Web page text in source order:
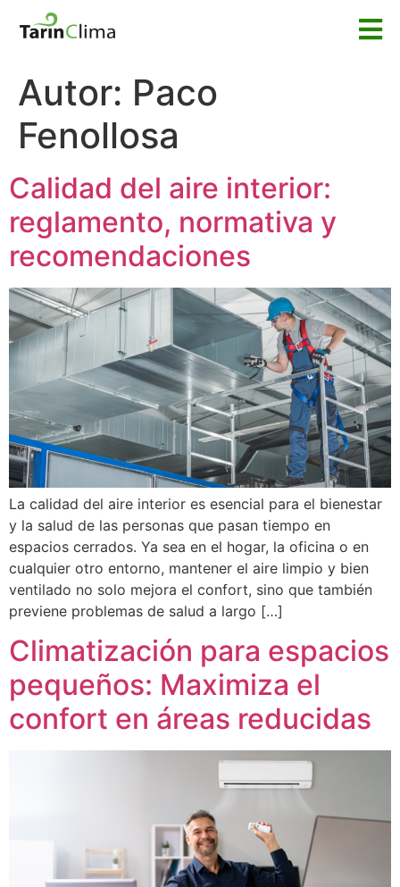
Autor: Paco
Fenollosa
Calidad del aire interior:
reglamento, normativa y
recomendaciones
La calidad del aire interior es esencial para el bienestar
y la salud de las personas que pasan tiempo en
espacios cerrados. Ya sea en el hogar, la oficina o en
cualquier otro entorno, mantener el aire limpio y bien
ventilado no solo mejora el confort, sino que también
previene problemas de salud a largo […]
Climatización para espacios
pequeños: Maximiza el
confort en áreas reducidas